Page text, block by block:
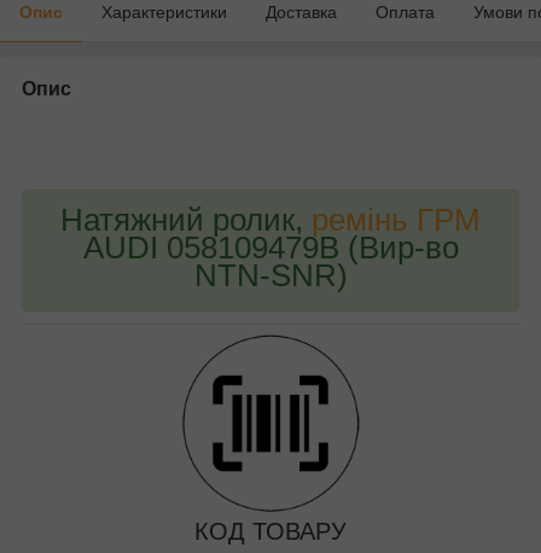
Опис Характеристики Доставка Оплата Умови
Опис
Натяжний ролик, ремінь ГРМ
AUDI 058109479B (Вир-во
NTN-SNR)
КОД ТОВАРУ